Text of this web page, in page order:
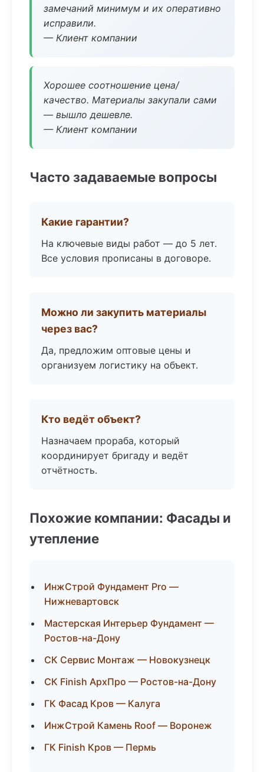
замечаний минимум и их оперативно
исправили.
— Клиент компании
Хорошее соотношение цена/
качество. Материалы закупали сами
— вышло дешевле.
— Клиент компании
Часто задаваемые вопросы
Какие гарантии?
На ключевые виды работ — до 5 лет.
Все условия прописаны в договоре.
Можно ли закупить материалы
через вас?
Да, предложим оптовые цены и
организуем логистику на объект.
Кто ведёт объект?
Назначаем прораба, который
координирует бригаду и ведёт
отчётность.
Похожие компании: Фасады и
утепление
ИнжСтрой Фундамент Pro —
Нижневартовск
Мастерская Интерьер Фундамент —
Ростов-на-Дону
СК Сервис Монтаж — Новокузнецк
СК Finish АрхПро — Ростов-на-Дону
ГК Фасад Кров — Калуга
ИнжСтрой Камень Roof — Воронеж
ГК Finish Кров — Пермь